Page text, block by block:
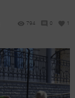
794 0 1